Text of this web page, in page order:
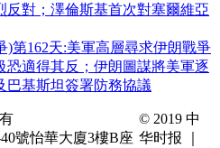
反對；澤倫斯基首次對塞爾維亞
)第162天:美軍高層尋求伊朗戰爭
恐適得其反；伊朗圖謀將美軍逐
巴基斯坦簽署防務協議
號怡華大廈3樓B座
© 2019 中
华时报 ｜